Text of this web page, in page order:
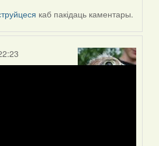
каб пакідаць каментары.